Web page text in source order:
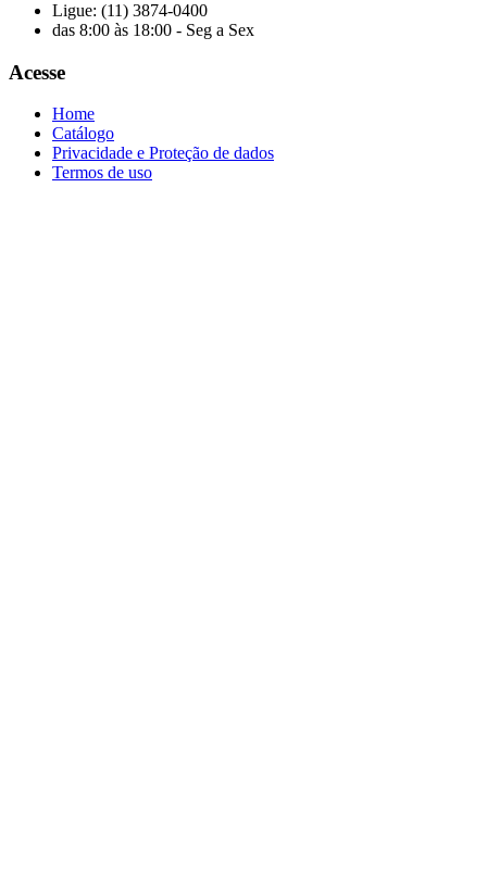
Ligue: (11) 3874-0400
das 8:00 às 18:00 - Seg a Sex
Acesse
Home
Catálogo
Privacidade e Proteção de dados
Termos de uso